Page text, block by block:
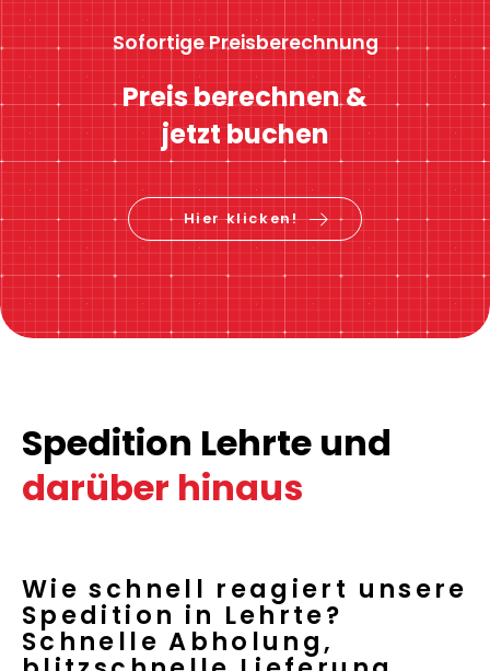
Sofortige Preisberechnung
Preis berechnen &
jetzt buchen
Hier klicken!
Spedition Lehrte und
darüber hinaus
Wie schnell reagiert unsere
Spedition in Lehrte?
Schnelle Abholung,